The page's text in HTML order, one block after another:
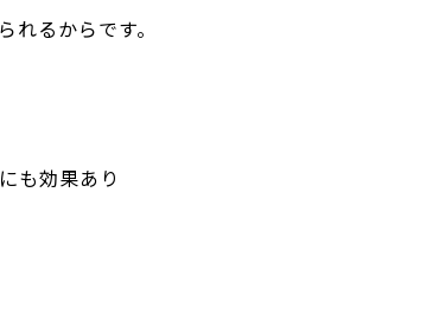
るからです。
も効果あり